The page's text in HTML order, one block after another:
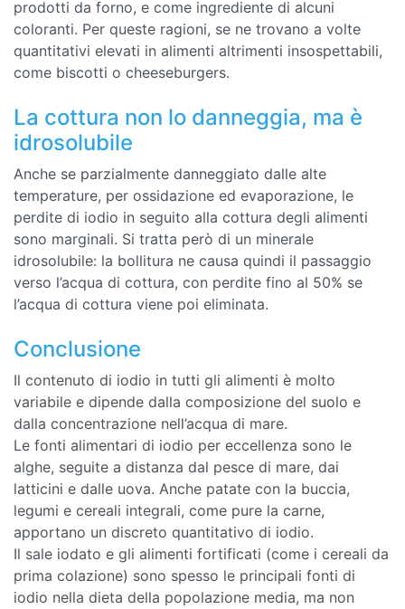
prodotti da forno, e come ingrediente di alcuni
coloranti. Per queste ragioni, se ne trovano a volte
quantitativi elevati in alimenti altrimenti insospettabili,
come biscotti o cheeseburgers.
La cottura non lo danneggia, ma è
idrosolubile
Anche se parzialmente danneggiato dalle alte
temperature, per ossidazione ed evaporazione, le
perdite di iodio in seguito alla cottura degli alimenti
sono marginali. Si tratta però di un minerale
idrosolubile: la bollitura ne causa quindi il passaggio
verso l’acqua di cottura, con perdite fino al 50% se
l’acqua di cottura viene poi eliminata.
Conclusione
Il contenuto di iodio in tutti gli alimenti è molto
variabile e dipende dalla composizione del suolo e
dalla concentrazione nell’acqua di mare.
Le fonti alimentari di iodio per eccellenza sono le
alghe, seguite a distanza dal pesce di mare, dai
latticini e dalle uova. Anche patate con la buccia,
legumi e cereali integrali, come pure la carne,
apportano un discreto quantitativo di iodio.
Il sale iodato e gli alimenti fortificati (come i cereali da
prima colazione) sono spesso le principali fonti di
iodio nella dieta della popolazione media, ma non